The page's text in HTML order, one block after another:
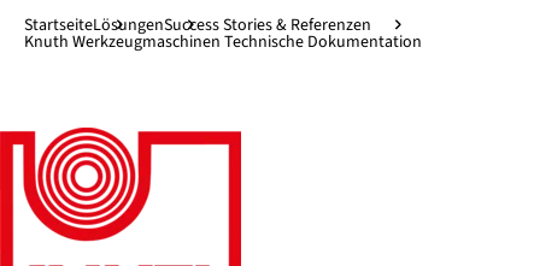
Direkt zum Hauptinhalt↓
StartseiteLösungenSuccess Stories & Referenzen
Knuth Werkzeugmaschinen Technische Dokumentation